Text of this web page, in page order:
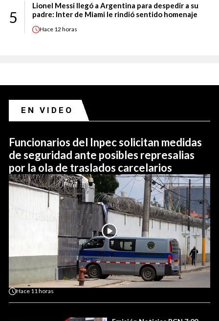
5
Lionel Messi llegó a Argentina para despedir a su
padre: Inter de Miami le rindió sentido homenaje
Hace 12 horas
EN VIDEO
Funcionarios del Inpec solicitan medidas
de seguridad ante posibles represalias
por la ola de traslados carcelarios
Hace 11 horas